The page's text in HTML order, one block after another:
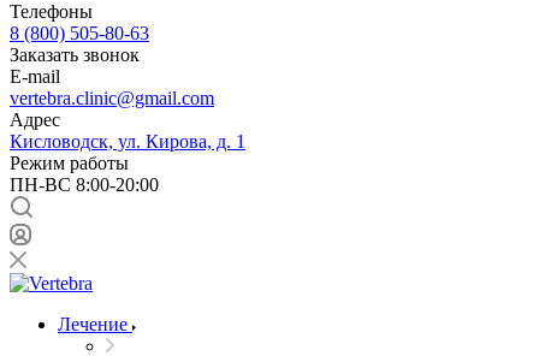
Телефоны
8 (800) 505-80-63
Заказать звонок
E-mail
vertebra.clinic@gmail.com
Адрес
Кисловодск, ул. Кирова, д. 1
Режим работы
ПН-ВС 8:00-20:00
Лечение